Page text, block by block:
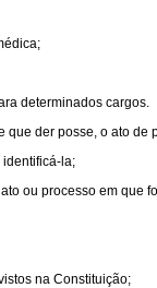
determinados cargos.
der posse, o ato de
identificá-la;
ou processo em que
na Constituição;